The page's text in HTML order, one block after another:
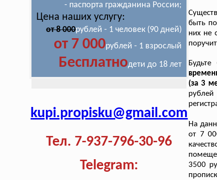
- паспорта гражданина России;
Цена наших услугу:
от 8 000рублей - 1 человек (90 дней)
от 7 000рублей - 1 взрослый
Бесплатнодети до 18 лет
kupi.propisku@gmail.com
Тел. 7-937-796-30-96
Telegram:
быть
них не
(за 3
На
от 7
3500